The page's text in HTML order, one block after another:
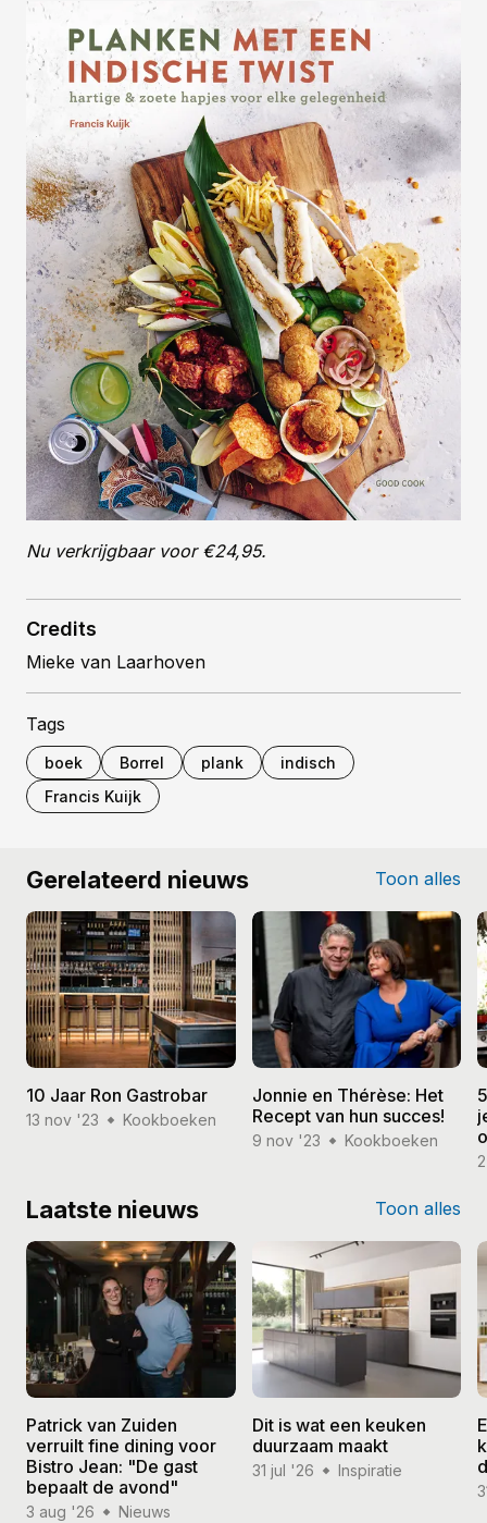
Nu verkrijgbaar voor €24,95.
Credits
Mieke van Laarhoven
Tags
boek Borrel plank
indisch
Francis Kuijk
Gerelateerd nieuws Toon alles
10 Jaar Ron Gastrobar
13 nov '23 Kookboeken
Jonnie en Thérèse: Het
Recept van hun succes!
9 nov '23 Kookboeken
Laatste nieuws Toon alles
Patrick van Zuiden
verruilt fine dining voor
Bistro Jean: "De gast
bepaalt de avond"
3 aug '26 Nieuws
Dit is wat een keuken
duurzaam maakt
31 jul '26 Inspiratie